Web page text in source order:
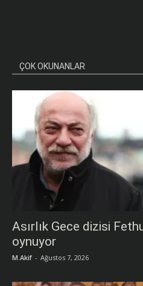
ÇOK OKUNANLAR
Asırlık Gece dizisi
oynuyor
M.Akif - Ağustos 7, 2026